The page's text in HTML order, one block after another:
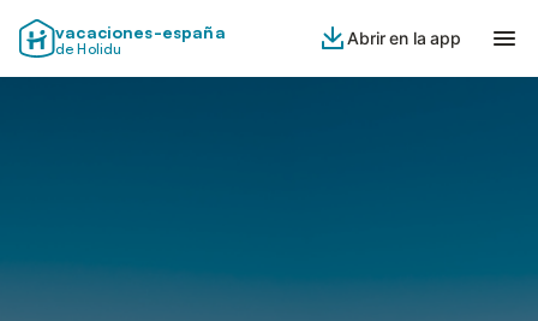
vacaciones-españa
de Holidu
Abrir en la app